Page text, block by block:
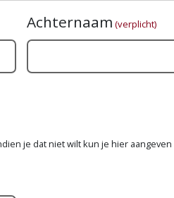
Achternaam (verplicht)
je dat niet wilt kun je hier